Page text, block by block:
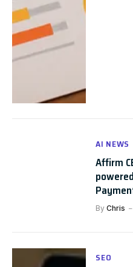
AI NEWS
Affirm
By Chris
SEO